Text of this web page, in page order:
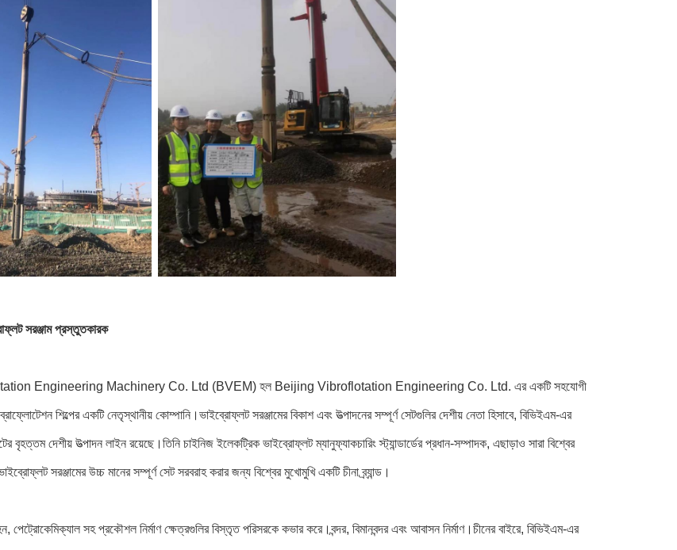
সরঞ্জাম প্রস্তুতকারক
Engineering Machinery Co. Ltd (BVEM) হল Beijing Vibroflotation Engineering Co. Ltd. এর একটি সহযোগী
শিল্পের একটি নেতৃস্থানীয় কোম্পানি।ভাইব্রোফ্লট সরঞ্জামের বিকাশ এবং উত্পাদনের সম্পূর্ণ সেটগুলির দেশীয় নেতা হিসাবে, বিভিইএম-এর
বৃহত্তম দেশীয় উত্পাদন লাইন রয়েছে।তিনি চাইনিজ ইলেকট্রিক ভাইব্রোফ্লট ম্যানুফ্যাকচারিং স্ট্যান্ডার্ডের প্রধান-সম্পাদক, এছাড়াও সারা বিশ্বের
সরঞ্জামের উচ্চ মানের সম্পূর্ণ সেট সরবরাহ করার জন্য বিশ্বের মুখোমুখি একটি চীনা ব্র্যান্ড।
পেট্রোকেমিক্যাল সহ প্রকৌশল নির্মাণ ক্ষেত্রগুলির বিস্তৃত পরিসরকে কভার করে।বন্দর, বিমানবন্দর এবং আবাসন নির্মাণ।চীনের বাইরে, বিভিইএম-এর